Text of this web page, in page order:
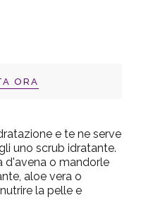
ORA
e te ne serve
uno scrub idratante.
d'avena o mandorle
aloe vera o
la pelle e